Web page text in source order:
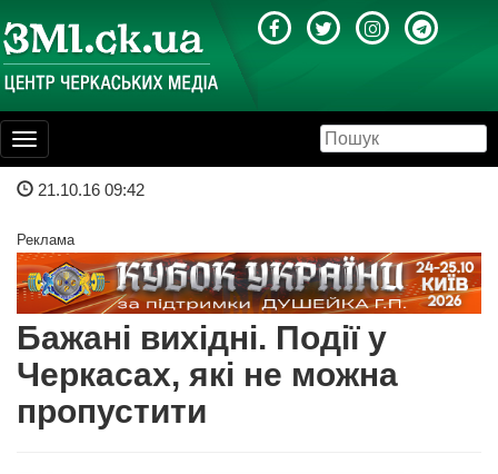
Toggle
navigation
21.10.16 09:42
Реклама
Бажані вихідні. Події у
Черкасах, які не можна
пропустити